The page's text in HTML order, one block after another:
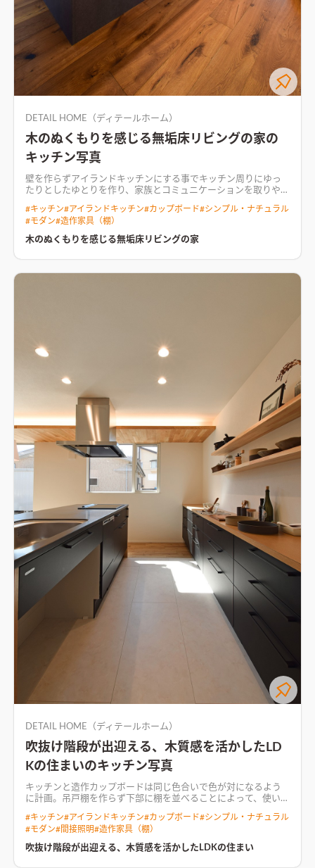
DETAIL HOME（ディテールホーム）
木のぬくもりを感じる無垢床リビングの家の
キッチン写真
壁を作らずアイランドキッチンにする事でキッチン周りにゆっ
たりとしたゆとりを作り、家族とコミュニケーションを取りやす
サードに加えた彩りある外構計画。 ご家族で過ごす空間のリビ
ングは、庭に面したハイサッシから抜けのある開放感を作り出
します。 素材にこだわりがあったお施主様は、新潟市にある無
垢フローリングを専門に取り扱うショールームまで足を運んで
頂きセレクトしたものを１階のメインフロアに採用。 デザイン
#キッチン#アイランドキッチン#カップボード#シンプル・ナチュラル
#モダン#造作家具（棚）
木のぬくもりを感じる無垢床リビングの家
DETAIL HOME（ディテールホーム）
吹抜け階段が出迎える、木質感を活かしたLD
Kの住まいのキッチン写真
キッチンと造作カップボードは同じ色合いで色が対になるよう
に計画。吊戸棚を作らず下部に棚を並べることによって、使いや
にはオーク材の天井、木目をメインにブラックをアクセントと
したこだわりの造作キッチンとカップボードがある。 全体を見
渡すことができる一体感あるLDKには、外へのつながりをもた
せる大開口サッシと小上がり和室でさらに広さを感じさせる。
大容量のランドリールームを活かす家事動線計画。 開放感とこ
#キッチン#アイランドキッチン#カップボード#シンプル・ナチュラル
#モダン#間接照明#造作家具（棚）
吹抜け階段が出迎える、木質感を活かしたLDKの住まい